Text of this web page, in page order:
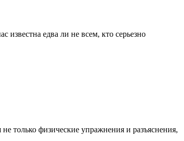
едва ли не всем, кто серьезно
только физические упражнения и разъяснения,